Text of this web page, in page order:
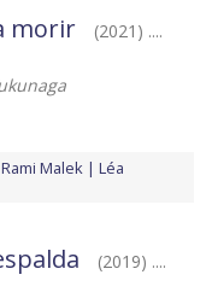
morir
(2021) ....
Rami Malek
Léa
(2019) ....